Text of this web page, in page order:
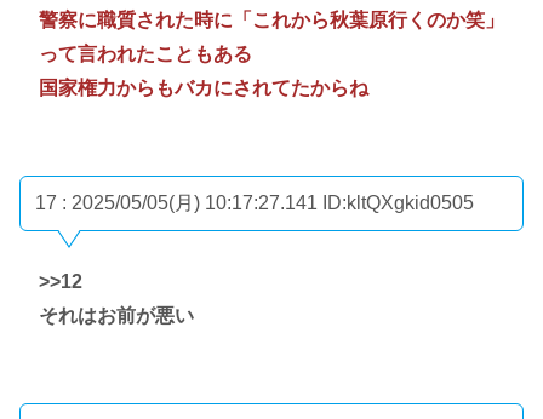
警察に職質された時に「これから秋葉原行くのか笑」
って言われたこともある
国家権力からもバカにされてたからね
17 : 2025/05/05(月) 10:17:27.141 ID:kltQXgkid0505
>>12
それはお前が悪い